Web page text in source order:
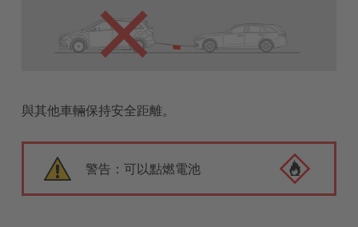
與其他車輛保持安全距離。
警告：可以點燃電池